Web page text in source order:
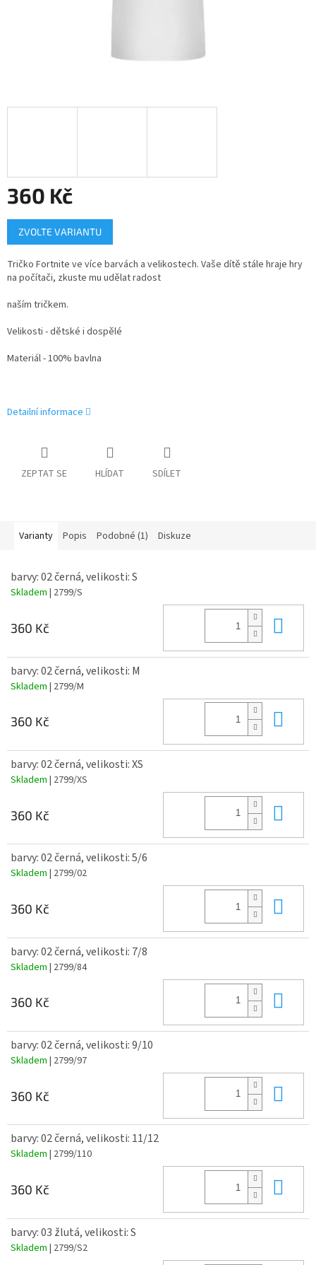
360 Kč
Měrná
cena:
ZVOLTE VARIANTU
Tričko Fortnite ve více barvách a velikostech. Vaše dítě stále hraje hry
na počítači, zkuste mu udělat radost
naším tričkem.
Velikosti - dětské i dospělé
Materiál - 100% bavlna
Detailní informace
ZEPTAT SE HLÍDAT SDÍLET
Varianty Popis Podobné (1) Diskuze
barvy: 02 černá, velikosti: S
Skladem | 2799/S
360 Kč
barvy: 02 černá, velikosti: M
Skladem | 2799/M
360 Kč
barvy: 02 černá, velikosti: XS
Skladem | 2799/XS
360 Kč
barvy: 02 černá, velikosti: 5/6
Skladem | 2799/02
360 Kč
barvy: 02 černá, velikosti: 7/8
Skladem | 2799/84
360 Kč
barvy: 02 černá, velikosti: 9/10
Skladem | 2799/97
360 Kč
barvy: 02 černá, velikosti: 11/12
Skladem | 2799/110
360 Kč
barvy: 03 žlutá, velikosti: S
Skladem | 2799/S2